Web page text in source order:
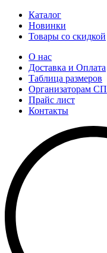
Каталог
Новинки
Товары со скидкой
О нас
Доставка и Оплата
Таблица размеров
Организаторам СП
Прайс лист
Контакты